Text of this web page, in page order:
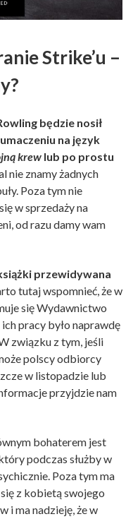
Strike’u –
będzie nosił
na język
krew lub po prostu
nie znamy żadnych
Poza tym nie
w sprzedaży na
od razu damy wam
przewidywana
tutaj wspomnieć, że w
się Wydawnictwo
pracy było naprawdę
związku z tym, jeśli
polscy odbiorcy
w listopadzie lub
przyjdzie nam
bohaterem jest
podczas służby w
Poza tym ma
z kobietą swojego
i ma nadzieję, że w